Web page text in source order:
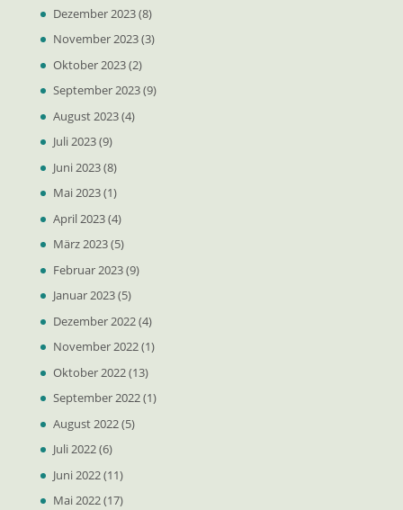
Dezember 2023(8)
November 2023(3)
Oktober 2023(2)
September 2023(9)
August 2023(4)
Juli 2023(9)
Juni 2023(8)
Mai 2023(1)
April 2023(4)
März 2023(5)
Februar 2023(9)
Januar 2023(5)
Dezember 2022(4)
November 2022(1)
Oktober 2022(13)
September 2022(1)
August 2022(5)
Juli 2022(6)
Juni 2022(11)
Mai 2022(17)